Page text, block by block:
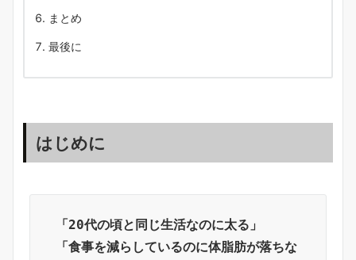
まとめ
最後に
はじめに
「20代の頃と同じ生活なのに太る」
「食事を減らしているのに体脂肪が落ちな